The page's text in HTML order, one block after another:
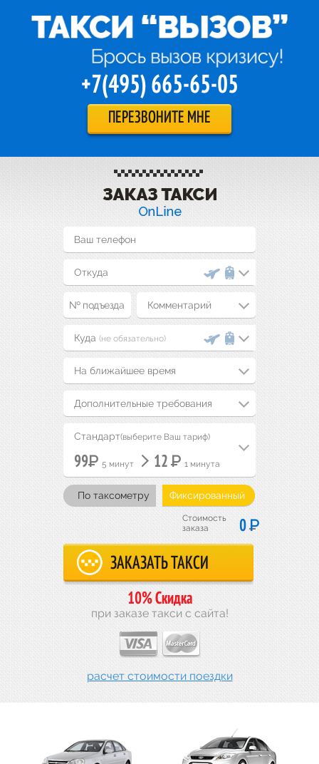
+7(495) 665-65-05
ПЕРЕЗВОНИТЕ МНЕ
Комментарий
(не обязательно)
На ближайшее время
Дополнительные требования
Стандарт(выберите Ваш тариф)
99Р 5 минут 12 Р 1 минута
По таксометру Фиксированный
Стоимость
заказа
0Р
10% Скидка
при заказе такси с сайта!
расчет стоимости поездки